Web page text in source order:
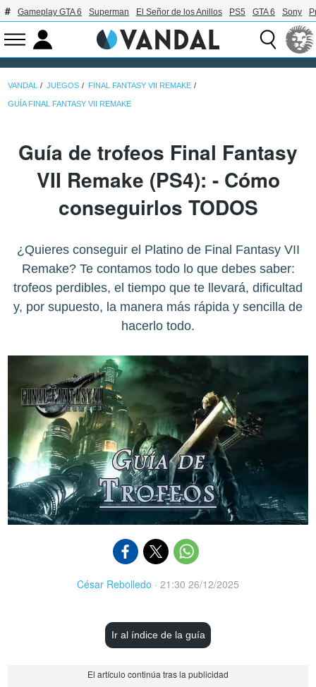
Gameplay GTA 6 Superman El Señor de los Anillos PS5 GTA 6 Sony
VANDAL JUEGOS FINAL FANTASY VII REMAKE
GUÍA FINAL FANTASY VII REMAKE
Guía de trofeos Final Fantasy
VII Remake (PS4): - Cómo
conseguirlos TODOS
¿Quieres conseguir el Platino de Final Fantasy VII
Remake? Te contamos todo lo que debes saber:
trofeos perdibles, el tiempo que te llevará, dificultad
y, por supuesto, la manera más rápida y sencilla de
hacerlo todo.
César Rebolledo · 21:30 26/12/2025
Ir al índice de la guía